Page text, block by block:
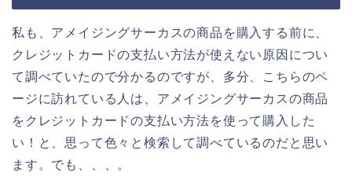
私も、アメイジングサーカスの商品を購入する前に、
クレジットカードの支払い方法が使えない原因につい
て調べていたので分かるのですが、多分、こちらのペ
ージに訪れている人は、アメイジングサーカスの商品
をクレジットカードの支払い方法を使って購入した
い！と、思って色々と検索して調べているのだと思い
ます。でも、、、。